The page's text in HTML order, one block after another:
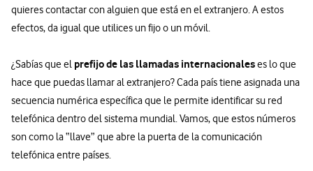
quieres contactar con alguien que está en el extranjero. A estos
efectos, da igual que utilices un fijo o un móvil.
¿Sabías que el prefijo de las llamadas internacionaleses lo que
hace que puedas llamar al extranjero? Cada país tiene asignada una
secuencia numérica específica que le permite identificar su red
telefónica dentro del sistema mundial. Vamos, que estos números
son como la “llave” que abre la puerta de la comunicación
telefónica entre países.